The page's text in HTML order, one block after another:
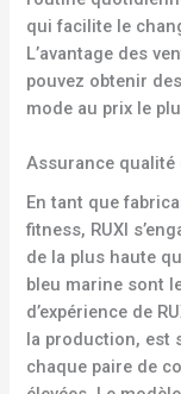
qui facilite le
L’avantage des
pouvez obtenir
mode au prix le
Assurance qualité
En tant que
fitness, RUXI
de la plus haute
bleu marine sont
d’expérience de
la production, est
chaque paire de